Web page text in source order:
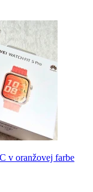
v oranžovej farbe